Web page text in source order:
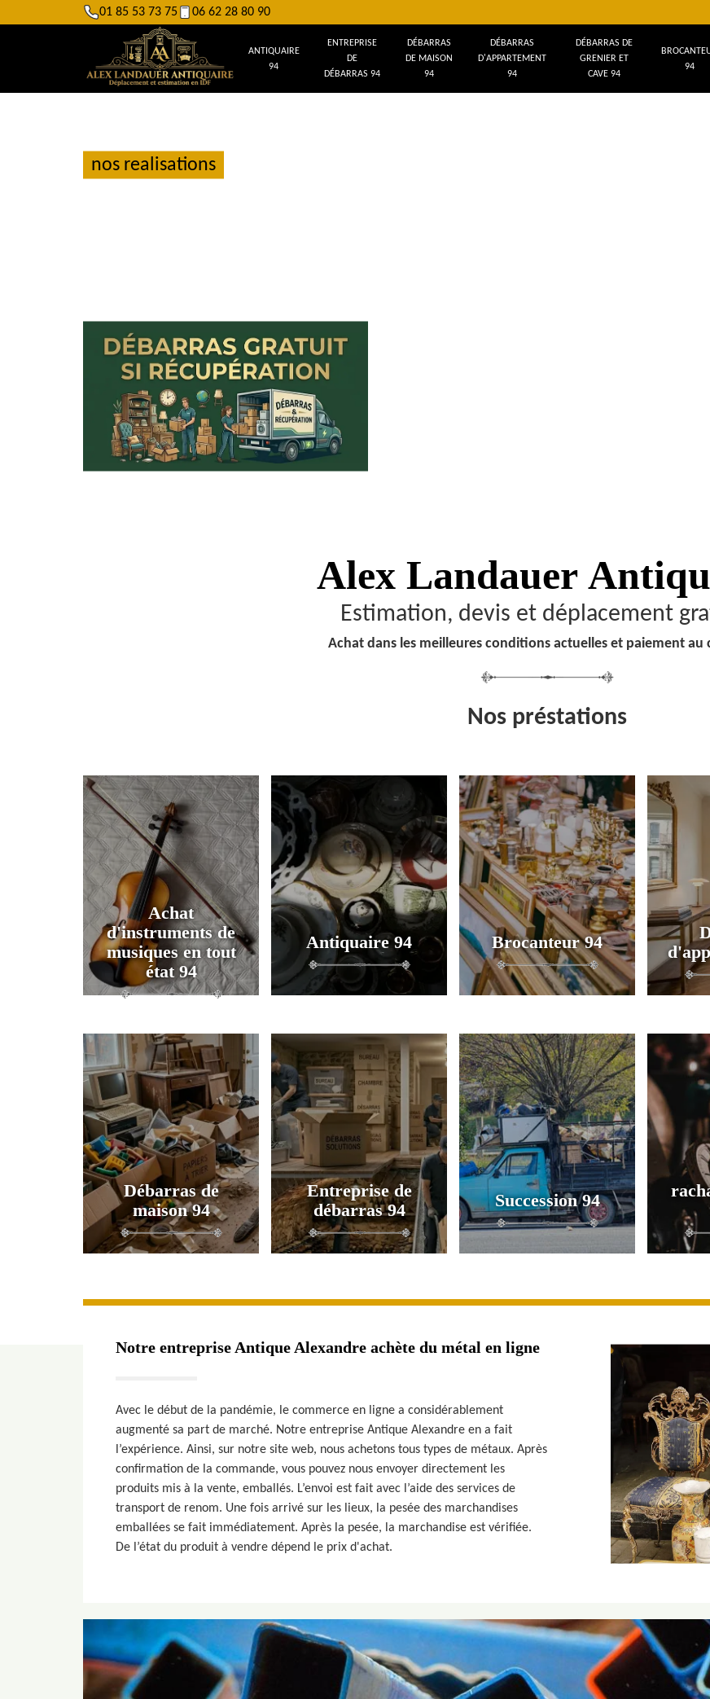
01 85 53 73 75 06 62 28 80 90
ANTIQUAIRE
94
ENTREPRISE
DE
DÉBARRAS 94
DÉBARRAS
DE MAISON
94
DÉBARRAS
D'APPARTEMENT
94
DÉBARRAS DE
GRENIER ET
CAVE 94
94
nos realisations
Alex Landauer
Estimation, devis et déplacement
Achat dans les meilleures conditions actuelles et paiement au
Nos préstations
Achat
d'instruments de
musiques en tout
état 94
Antiquaire 94 Brocanteur 94
Débarras de
maison 94
Entreprise de
débarras 94
Succession 94
Notre entreprise Antique Alexandre achète du métal en ligne
Avec le début de la pandémie, le commerce en ligne a considérablement
augmenté sa part de marché. Notre entreprise Antique Alexandre en a fait
l’expérience. Ainsi, sur notre site web, nous achetons tous types de métaux. Après
confirmation de la commande, vous pouvez nous envoyer directement les
produits mis à la vente, emballés. L’envoi est fait avec l’aide des services de
transport de renom. Une fois arrivé sur les lieux, la pesée des marchandises
emballées se fait immédiatement. Après la pesée, la marchandise est vérifiée.
De l’état du produit à vendre dépend le prix d'achat.